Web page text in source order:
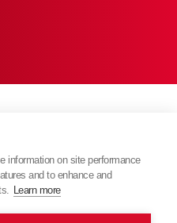
information on site performance
and to enhance and
Learn more